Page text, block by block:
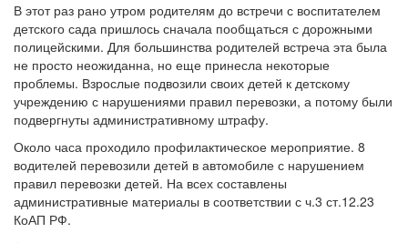
В этот раз рано утром родителям до встречи с воспитателем
детского сада пришлось сначала пообщаться с дорожными
полицейскими. Для большинства родителей встреча эта была
не просто неожиданна, но еще принесла некоторые
проблемы. Взрослые подвозили своих детей к детскому
учреждению с нарушениями правил перевозки, а потому были
подвергнуты административному штрафу.
Около часа проходило профилактическое мероприятие. 8
водителей перевозили детей в автомобиле с нарушением
правил перевозки детей. На всех составлены
административные материалы в соответствии с ч.3 ст.12.23
КоАП РФ.